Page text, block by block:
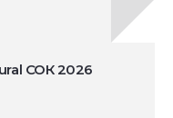
СОК 2026